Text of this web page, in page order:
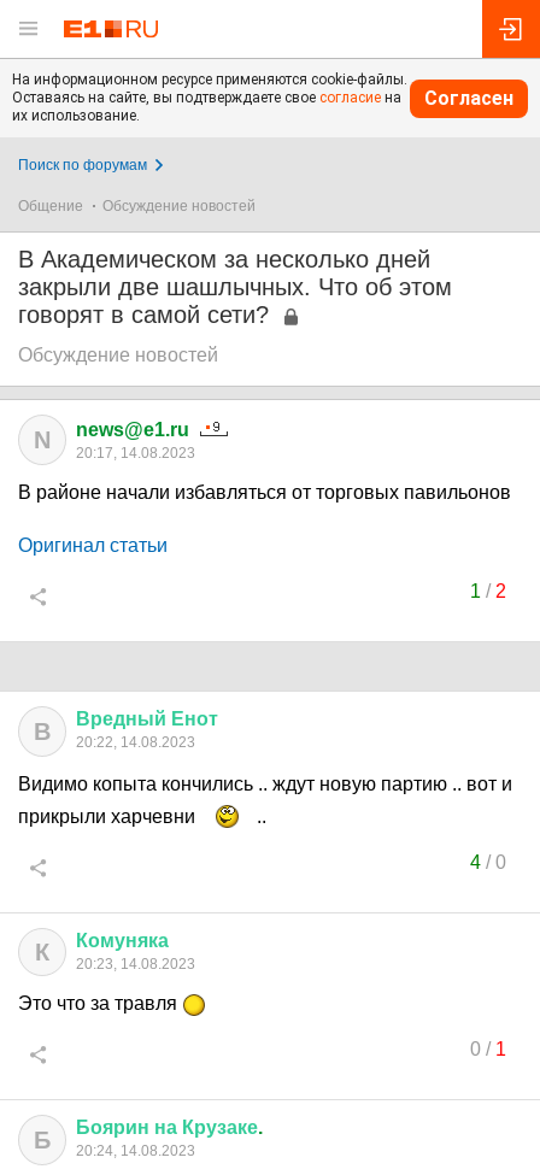
На информационном ресурсе применяются cookie-файлы.
Оставаясь на сайте, вы подтверждаете свое согласие на
их использование.
Согласен
Поиск по форумам
Общение Обсуждение новостей
В Академическом за несколько дней
закрыли две шашлычных. Что об этом
говорят в самой сети?
Обсуждение новостей
N news@e1.ru
20:17, 14.08.2023
В районе начали избавляться от торговых павильонов
Оригинал статьи
1 / 2
В Вредный Енот
20:22, 14.08.2023
Видимо копыта кончились .. ждут новую партию .. вот и
прикрыли харчевни
..
4/0
К Комуняка
20:23, 14.08.2023
Это что за травля
0/ 1
Б Боярин на Крузаке.
20:24, 14.08.2023